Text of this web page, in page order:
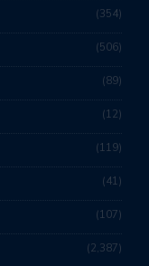
354
506
89
12
119
41
107
2,387